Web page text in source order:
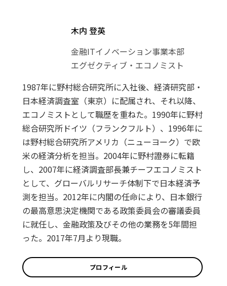
木内 登英
金融ITイノベーション事業本部
エグゼクティブ・エコノミスト
1987年に野村総合研究所に入社後、経済研究部・
日本経済調査室（東京）に配属され、それ以降、
エコノミストとして職歴を重ねた。1990年に野村
総合研究所ドイツ（フランクフルト）、1996年に
は野村総合研究所アメリカ（ニューヨーク）で欧
米の経済分析を担当。2004年に野村證券に転籍
し、2007年に経済調査部長兼チーフエコノミスト
として、グローバルリサーチ体制下で日本経済予
測を担当。2012年に内閣の任命により、日本銀行
の最高意思決定機関である政策委員会の審議委員
に就任し、金融政策及びその他の業務を5年間担
った。2017年7月より現職。
プロフィール